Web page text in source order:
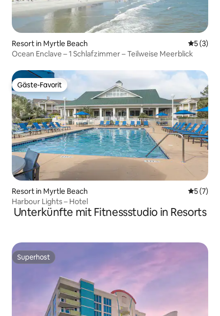
Resort in Myrtle Beach
5 (3)
Ocean Enclave – 1 Schlafzimmer – Teilweise Meerblick
Gäste-Favorit
Gäste-Favorit
Resort in Myrtle Beach
5 (7)
Harbour Lights – Hotel
Unterkünfte mit Fitnessstudio in Resorts
Superhost
Superhost